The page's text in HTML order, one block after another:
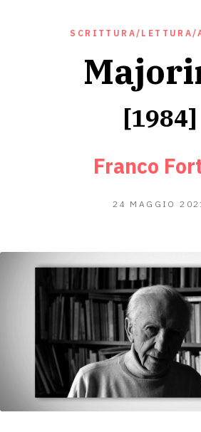
SCRITTURA/LETTURA/
[1984]
Franco
24 MAGGIO